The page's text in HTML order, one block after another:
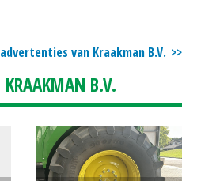
van Kraakman B.V.
KRAAKMAN B.V.